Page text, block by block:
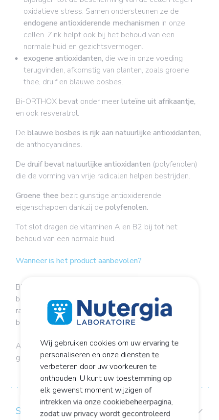
oxidatieve stress. Samen ondersteunen ze de
endogene antioxiderende mechanismen in onze
cellen. Zink helpt ook bij het behoud van een
normale huid en gezichtsvermogen.
exogene antioxidanten, die we in onze voeding
terugvinden, afkomstig van planten, zoals groene
thee, druif en blauwe bosbes.
Bi-ORTHOX bevat onder meerluteïne uit afrikaantje,
en ook resveratrol.
De blauwe bosbes is rijk aan natuurlijke antioxidanten,
de anthocyanidines.
De druif bevat natuurlijke antioxidanten (polyfenolen)
die de vorming van vrije radicalen helpen bestrijden.
Groene thee bezit gunstige antioxiderende
eigenschappen dankzij de polyfenolen.
Tot slot dragen de vitaminen A en B2 bij tot het
behoud van een normale huid.
Wanneer is het product aanbevolen?
Bi-ORTHOX kan worden aanbevolen in geval van
blootstelling aan blauw licht (schermen) en aan vrije
radicalen (vervuiling, roken) en om de huid voor te
bereiden op uv-straling van de zon.
Aarzel niet om het advies van een
gezondheidsprofessional te vragen.
SAMENSTELLING
Wij gebruiken cookies om uw ervaring te
personaliseren en onze diensten te
verbeteren door uw voorkeuren te
onthouden. U kunt uw toestemming op
elk gewenst moment wijzigen of
intrekken via onze cookiebeheerpagina,
zodat uw privacy wordt gecontroleerd